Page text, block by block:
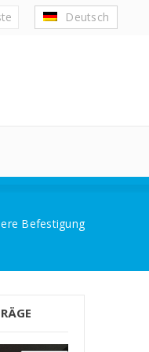
Deutsch
Befestigung